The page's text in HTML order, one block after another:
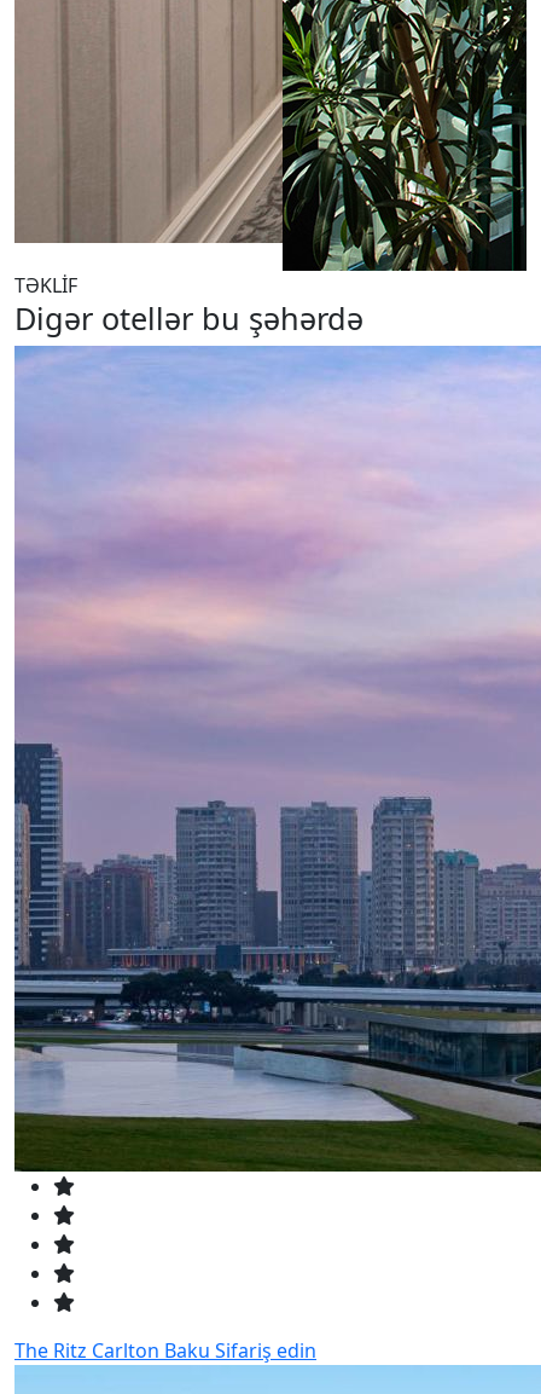
TƏKLİF
Digər otellər bu şəhərdə
The Ritz Carlton Baku Sifariş edin